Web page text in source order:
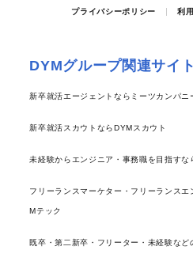
プライバシーポリシー
利
DYMグループ関連サイト
新卒就活エージェントならミーツカンパニ
新卒就活スカウトならDYMスカウト
未経験からエンジニア・事務職を目指すな
フリーランスマーケター・フリーランス
Mテック
既卒・第二新卒・フリーター・未経験な